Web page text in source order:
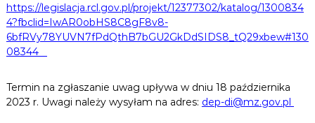
https://legislacja.rcl.gov.pl/projekt/12377302/katalog/1300834
4?fbclid=IwAR0obHS8C8gF8v8-
6bfRVy78YUVN7fPdQthB7bGU2GkDdSIDS8_tQ29xbew#130
08344
Termin na zgłaszanie uwag upływa w dniu 18 października
2023 r. Uwagi należy wysyłam na adres: dep-di@mz.gov.pl